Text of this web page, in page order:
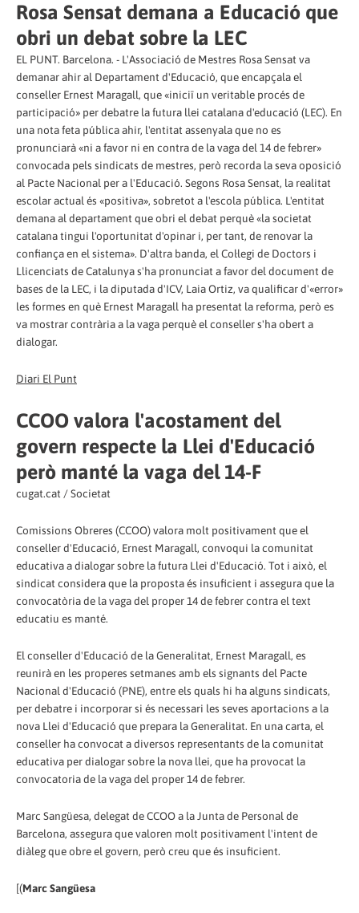
Rosa Sensat demana a Educació que
obri un debat sobre la LEC
EL PUNT. Barcelona. - L'Associació de Mestres Rosa Sensat va
demanar ahir al Departament d'Educació, que encapçala el
conseller Ernest Maragall, que «iniciï un veritable procés de
participació» per debatre la futura llei catalana d'educació (LEC). En
una nota feta pública ahir, l'entitat assenyala que no es
pronunciarà «ni a favor ni en contra de la vaga del 14 de febrer»
convocada pels sindicats de mestres, però recorda la seva oposició
al Pacte Nacional per a l'Educació. Segons Rosa Sensat, la realitat
escolar actual és «positiva», sobretot a l'escola pública. L'entitat
demana al departament que obri el debat perquè «la societat
catalana tingui l'oportunitat d'opinar i, per tant, de renovar la
confiança en el sistema». D'altra banda, el Col·legi de Doctors i
Llicenciats de Catalunya s'ha pronunciat a favor del document de
bases de la LEC, i la diputada d'ICV, Laia Ortiz, va qualificar d'«error»
les formes en què Ernest Maragall ha presentat la reforma, però es
va mostrar contrària a la vaga perquè el conseller s'ha obert a
dialogar.
Diari El Punt
CCOO valora l'acostament del
govern respecte la Llei d'Educació
però manté la vaga del 14-F
cugat.cat / Societat
Comissions Obreres (CCOO) valora molt positivament que el
conseller d'Educació, Ernest Maragall, convoqui la comunitat
educativa a dialogar sobre la futura Llei d'Educació. Tot i això, el
sindicat considera que la proposta és insuficient i assegura que la
convocatòria de la vaga del proper 14 de febrer contra el text
educatiu es manté.
El conseller d'Educació de la Generalitat, Ernest Maragall, es
reunirà en les properes setmanes amb els signants del Pacte
Nacional d'Educació (PNE), entre els quals hi ha alguns sindicats,
per debatre i incorporar si és necessari les seves aportacions a la
nova Llei d'Educació que prepara la Generalitat. En una carta, el
conseller ha convocat a diversos representants de la comunitat
educativa per dialogar sobre la nova llei, que ha provocat la
convocatoria de la vaga del proper 14 de febrer.
Marc Sangüesa, delegat de CCOO a la Junta de Personal de
Barcelona, assegura que valoren molt positivament l'intent de
diàleg que obre el govern, però creu que és insuficient.
[(Marc Sangüesa